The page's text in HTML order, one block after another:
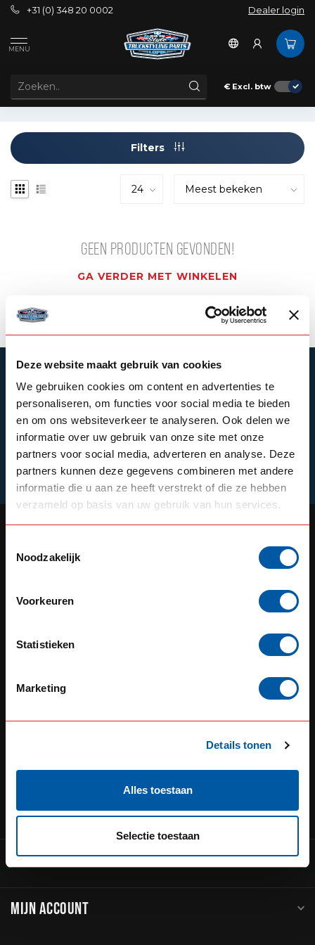
Deze website maakt gebruik van cookies
We gebruiken cookies om content en advertenties te
personaliseren, om functies voor social media te bieden
en om ons websiteverkeer te analyseren. Ook delen we
informatie over uw gebruik van onze site met onze
partners voor social media, adverteren en analyse. Deze
partners kunnen deze gegevens combineren met andere
informatie die u aan ze heeft verstrekt of die ze hebben
verzameld op basis van uw gebruik van hun services.
Noodzakelijk
Voorkeuren
Statistieken
Marketing
Details tonen
Alles toestaan
Selectie toestaan
+31 (0) 348 20 0002 Dealer login
MENU
€ Excl. btw
Tags
PRODUCTEN GETAGD MET 42
Filters
GEEN PRODUCTEN GEVONDEN!
GA VERDER MET WINKELEN
ABONNEER JE OP ONZE NIEUWSBRIEF
Blijf op de hoogte over onze laatste acties
Schrijf je in
OUR REPUTATION IS BUILT ON
SERVICE
3433KL Nieuwegein
+31 (0) 348 20 0002
+31 348234444
CATEGORIEËN
INFORMATIE
MIJN ACCOUNT